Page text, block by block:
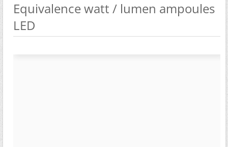
Equivalence watt / lumen ampoules
LED